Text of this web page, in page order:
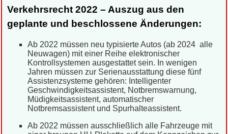
Verkehrsrecht 2022 – Auszug aus den
geplante und beschlossene Änderungen:
Ab 2022 müssen neu typisierte Autos (ab 2024 alle
Neuwagen) mit einer Reihe elektronischer
Kontrollsystemen ausgestattet sein. In wenigen
Jahren müssen zur Serienausstattung diese fünf
Assistenzsysteme gehören: Intelligenter
Geschwindigkeitsassistent, Notbremswarnung,
Müdigkeitsassistent, automatischer
Notbremsassistent und Spurhalteassistent.
Ab 2022 müssen ausschließlich alle Fahrzeuge mit